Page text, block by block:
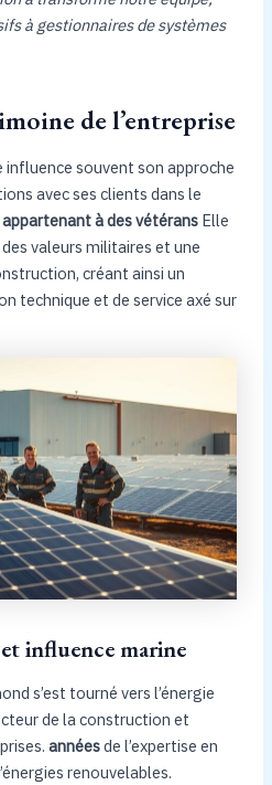
à gestionnaires de systèmes
de l’entreprise
influence souvent son approche
avec ses clients dans le
à des vétéransElle
valeurs militaires et une
créant ainsi un
technique et de service axé sur
influence marine
s’est tourné vers l’énergie
de la construction et
annéesde l’expertise en
renouvelables.